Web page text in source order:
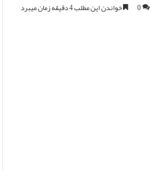
0 خواندن این مطلب 4 دقیقه زمان میبرد